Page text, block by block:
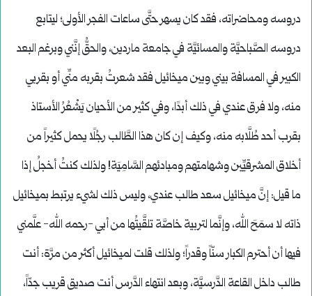
دروسه ومحاضراته، فقد كان يسهر حتَّى ساعات الفجر الأولى؛ ليتابع
دروسه الصَّباحيَّة والمسائيَّة في جامعة ماردين، والحقُّ إنَّني وبرغم البعد
الكبير في المسافة بيني وبين ميخائيل فقد شعرتُ بقربه منِّي أو بقربي
منه، ولا فرق عندي في ذلك أبدًا، وفي كثير من الأحيان يَشْعُرُ الأستاذ
بقرب أحد طُلَّابه منه، وكيف إن كان هذا الطَّالب رجُلًا يحمل كثيراً من
أخلاق المشرقيِّين وشهامتهم ومبادئهم السَّامِيَة! ولذلك كنتُ أخجلُ إذا
ما قيل: إنَّ ميخائيل سعد طالب عندي، وليس ذلك لشيء يرتبط بميخائيل
ذاته لا سمَحَ الله، وإنَّما لتربية خاصَّة تلقَّيتُها من أبي -رحمه الله- علَّمني
فيها أن أحترم الكبار سنّاً وقدراً؛ ولذلك قلت لميخائيل أكثر من مرَّة: أنت
طالب داخل القاعة الدَّرسيَّة، وبعد انتهاء الدَّرس أنت صديق قريب جدّاً،